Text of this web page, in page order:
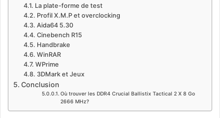
La plate-forme de test
Profil X.M.P et overclocking
Aida64 5.30
Cinebench R15
Handbrake
WinRAR
WPrime
3DMark et Jeux
Conclusion
Où trouver les DDR4 Crucial Ballistix Tactical 2 X 8 Go
2666 MHz?